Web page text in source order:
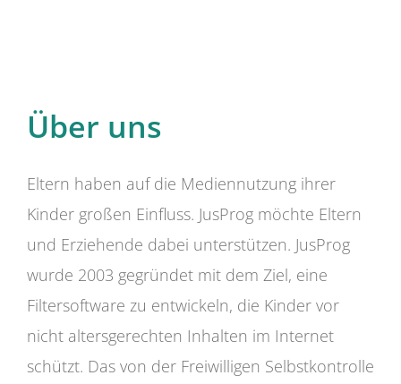
Über uns
Eltern haben auf die Mediennutzung ihrer
Kinder großen Einfluss. JusProg möchte Eltern
und Erziehende dabei unterstützen. JusProg
wurde 2003 gegründet mit dem Ziel, eine
Filtersoftware zu entwickeln, die Kinder vor
nicht altersgerechten Inhalten im Internet
schützt. Das von der Freiwilligen Selbstkontrolle